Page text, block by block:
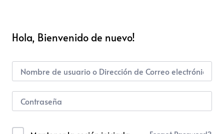
Hola, Bienvenido de nuevo!